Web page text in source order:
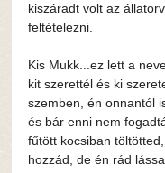
kiszáradt volt az
feltételezni.
Kis Mukk...ez lett a
kit szerettél és ki
szemben, én onnantól
és bár enni nem
fűtött kocsiban
hozzád, de én rád